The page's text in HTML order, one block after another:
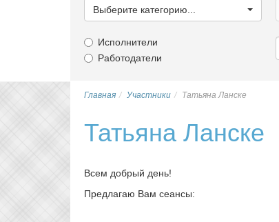
категорию...
Выберите категорию...
Исполнители
Работодатели
Главная Участники Татьяна Ланске
Татьяна Ланске
Всем добрый день!
Предлагаю Вам сеансы: